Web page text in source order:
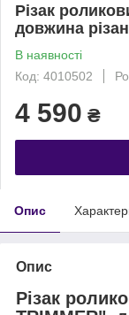
Різак
довжина
В наявності
Код: 4010502
4 590 ₴
Опис
Опис
Різак